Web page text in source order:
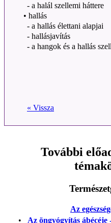
- a halál szellemi háttere
• hallás
- a hallás élettani alapjai
- hallásjavítás
- a hangok és a hallás
« Vissza
További
Az
• Az öngyógyítás ábécéje